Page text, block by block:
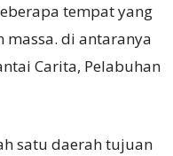
tempat yang
di antaranya
Carita, Pelabuhan
satu daerah tujuan